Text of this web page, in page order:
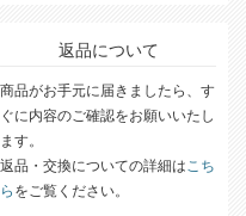
返品について
商品がお手元に届きましたら、す
ぐに内容のご確認をお願いいたし
ます。
返品・交換についての詳細はこち
ら をご覧ください。